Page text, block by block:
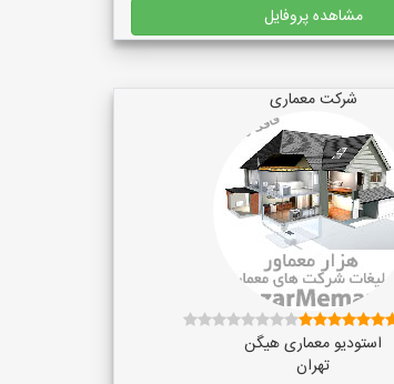
مشاهده پروفایل
شرکت معماری
استودیو معماری هیگن
تهران